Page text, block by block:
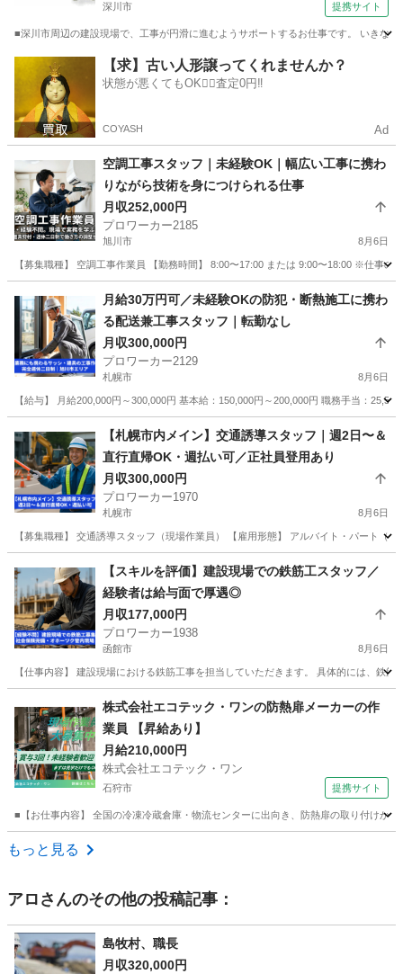
深川市 提携サイト
■深川市周辺の建設現場で、工事が円滑に進むようサポートするお仕事です。 いきな
施工管理
【求】古い人形譲ってくれませんか？
状態が悪くてもOK🙆‍♀️査定0円‼️
COYASH Ad
空調工事スタッフ｜未経験OK｜幅広い工事に携わ
りながら技術を身につけられる仕事
月収252,000円
プロワーカー2185
旭川市 8月6日
【募集職種】 空調工事作業員 【勤務時間】 8:00〜17:00 または 9:00〜18:00 ※仕事
その他 業務
月給30万円可／未経験OKの防犯・断熱施工に携わ
る配送兼工事スタッフ｜転勤なし
月収300,000円
プロワーカー2129
札幌市 8月6日
【給与】 月給200,000円～300,000円 基本給：150,000円～200,000円 職務手当：
その他 未経験
【札幌市内メイン】交通誘導スタッフ｜週2日〜＆
直行直帰OK・週払い可／正社員登用あり
月収300,000円
プロワーカー1970
札幌市 8月6日
【募集職種】 交通誘導スタッフ（現場作業員） 【雇用形態】 アルバイト・パート（
その他 事務所
【スキルを評価】建設現場での鉄筋工スタッフ／
経験者は給与面で厚遇◎
月収177,000円
プロワーカー1938
函館市 8月6日
【仕事内容】 建設現場における鉄筋工事を担当していただきます。 具体的には、鉄
その他
株式会社エコテック・ワンの防熱扉メーカーの作
業員 【昇給あり】
月給210,000円
株式会社エコテック・ワン
石狩市 提携サイト
■【お仕事内容】 全国の冷凍冷蔵倉庫・物流センターに出向き、防熱扉の取り付けか
北海道 石狩市
もっと見る
アロ さんのその他の投稿記事：
島牧村、職長
月収320,000円